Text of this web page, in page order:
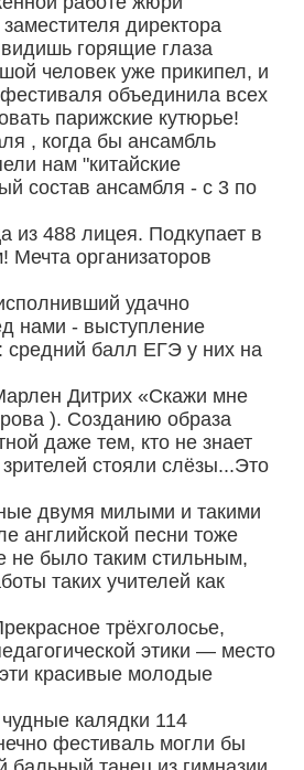
директора
горящие глаза
человек уже прикипел, и
объединила всех
парижские кутюрье!
, когда бы ансамбль
нам "китайские
состав ансамбля - с 3 по
из 488 лицея. Подкупает в
организаторов
удачно
нами - выступление
средний балл ЕГЭ у них на
Дитрих «Скажи мне
). Созданию образа
даже тем, кто не знает
стояли слёзы...Это
двумя милыми и такими
английской песни тоже
не было таким стильным,
таких учителей как
трёхголосье,
этики — место
красивые молодые
калядки 114
фестиваль могли бы